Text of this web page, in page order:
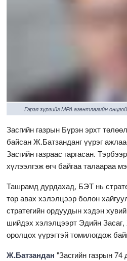
Гэрэл зургийг MPA агентлагийн
Засгийн газрын Бүрэн эрхт
байсан Ж.Батзанданг үүрэг
Засгийн газраас гаргасан.
хүлээлгэж өгч байгаа талаараа
Ташрамд дурдахад, БЭТ нь
төр авах хэлэлцээр болон
стратегийн ордуудын хэдэн
шийдэх хэлэлцээрт Эдийн
оролцох үүрэгтэй томилогдож
Ж.Батзандан "Засгийн газрын 74